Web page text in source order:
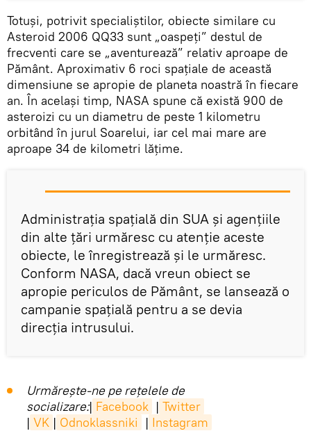
Totuşi, potrivit specialiştilor, obiecte similare cu
Asteroid 2006 QQ33 sunt „oaspeți” destul de
frecventi care se „aventurează” relativ aproape de
Pământ. Aproximativ 6 roci spațiale de această
dimensiune se apropie de planeta noastră în fiecare
an. În același timp, NASA spune că există 900 de
asteroizi cu un diametru de peste 1 kilometru
orbitând în jurul Soarelui, iar cel mai mare are
aproape 34 de kilometri lățime.
Administrația spațială din SUA și agențiile
din alte țări urmăresc cu atenție aceste
obiecte, le înregistrează și le urmăresc.
Conform NASA, dacă vreun obiect se
apropie periculos de Pământ, se lansează o
campanie spațială pentru a se devia
direcţia intrusului.
Urmărește-ne pe rețelele de
socializare:| Facebook | Twitter
| VK | Odnoklassniki | Instagram